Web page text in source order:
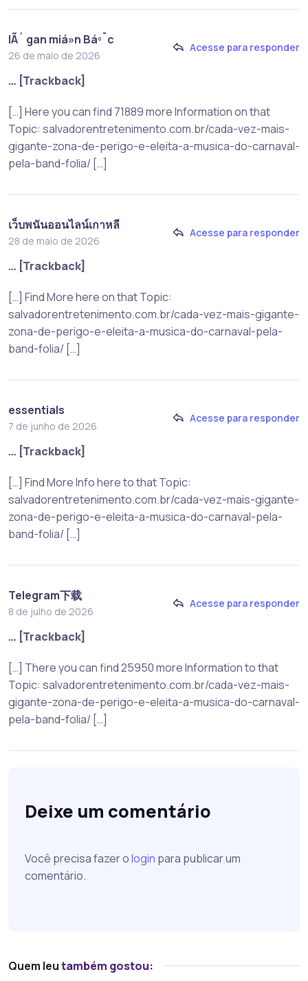
lÃ´ gan miá»n Báº¯c
26 de maio de 2026
Acesse para responder
… [Trackback]
[…] Here you can find 71889 more Information on that
Topic: salvadorentretenimento.com.br/cada-vez-mais-
gigante-zona-de-perigo-e-eleita-a-musica-do-carnaval-
pela-band-folia/ […]
เว็บพนันออนไลน์เกาหลี
28 de maio de 2026
Acesse para responder
… [Trackback]
[…] Find More here on that Topic:
salvadorentretenimento.com.br/cada-vez-mais-gigante-
zona-de-perigo-e-eleita-a-musica-do-carnaval-pela-
band-folia/ […]
essentials
7 de junho de 2026
Acesse para responder
… [Trackback]
[…] Find More Info here to that Topic:
salvadorentretenimento.com.br/cada-vez-mais-gigante-
zona-de-perigo-e-eleita-a-musica-do-carnaval-pela-
band-folia/ […]
Telegram下载
8 de julho de 2026
Acesse para responder
… [Trackback]
[…] There you can find 25950 more Information to that
Topic: salvadorentretenimento.com.br/cada-vez-mais-
gigante-zona-de-perigo-e-eleita-a-musica-do-carnaval-
pela-band-folia/ […]
Deixe um comentário
Você precisa fazer ologin para publicar um
comentário.
Quem leutambém gostou: